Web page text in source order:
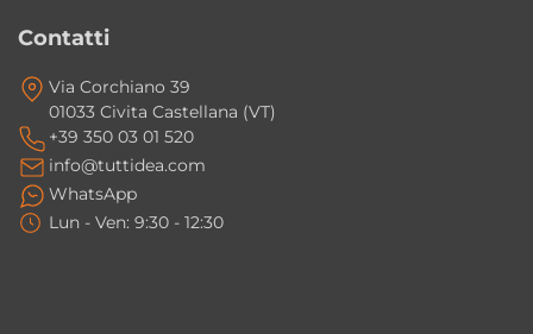
interamente realizzato in Italia con materiali
di alta qualità.
Contatti
Via Corchiano 39
01033 Civita Castellana (VT)
+39 350 03 01 520
info@tuttidea.com
WhatsApp
Lun - Ven: 9:30 - 12:30